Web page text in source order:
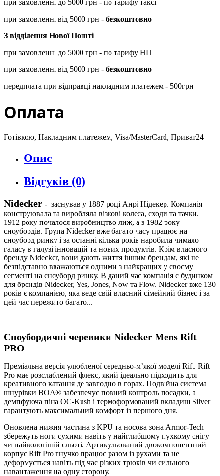
при замовленні до 5000 грн - по тарифу таксі
при замовленні від 5000 грн - безкоштовно
З відділення Нової Пошті
при замовленні до 5000 грн - по тарифу НП
при замовленні від 5000 грн - безкоштовно
передплата при відправці накладним платежем - 500грн
Оплата
Готівкою, Накладним платежем, Visa/MasterCard, Приват24
Опис
Відгуків (0)
Nidecker - заснував у 1887 році Анрі Нідекер. Компанія
конструювала та виробляла візкові колеса, сходи та тачки.
1912 року почалося виробництво лиж, а з 1982 року –
сноубордів. Група Nidecker вже багато часу працює на
сноуборд ринку і за останні кілька років наробила чимало
галасу в галузі інновацій та нових продуктів. Крім власного
бренду Nidecker, вони дають життя іншим брендам, які не
безпідставно вважаються одними з найкращих у своєму
сегменті на сноуборд ринку. В даний час компанія є будинком
для брендів Nidecker, Yes, Jones, Now та Flow. Nidecker вже 130
років є компанією, яка веде свій власний сімейний бізнес і за
цей час пережито багато...
Сноубордичні черевики Nidecker Mens Rift
PRO
Преміальна версія улюбленої середньо-м’якої моделі Rift. Rift
Pro має розслаблений флекс, який ідеально підходить для
креативного катання де завгодно в горах. Подвійна система
шнурівки BOA® забезпечує повний контроль посадки, а
демпфуюча піна OC-Kush і термоформований вкладиш Silver
гарантують максимальний комфорт із першого дня.
Oновлена нижня частина з KPU та носова зона Armor-Tech
збережуть ноги сухими навіть у найглибшому пухкому снігу
чи найвологішій сльоті. Артикульований двокомпонентний
корпус Rift Pro гнучко працює разом із рухами та не
деформується навіть під час різких трюків чи сильного
навантаження на одну сторону.